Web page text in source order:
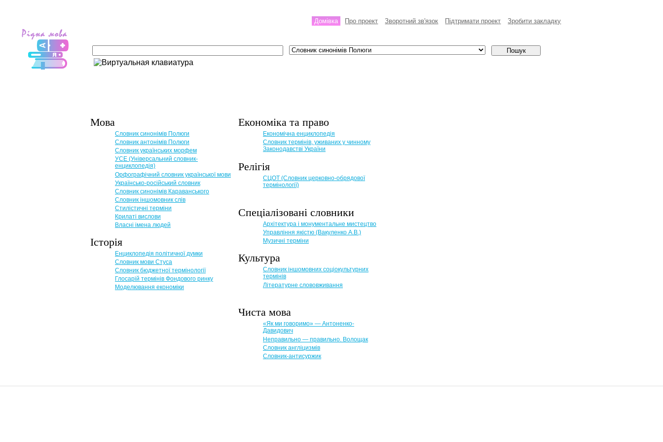
Домівка Про проект Зворотний зв'язок Пiдтримати проект Зробити закладку
Мова
Словник синонімів Полюги
Словник антонімів Полюги
Словник українських морфем
УСЕ (Універсальний словник-
енциклопедія)
Орфографічний словник української мови
Українсько-російський словник
Словник синонімів Караванського
Словник іншомовник слів
Стилістичні терміни
Крилаті вислови
Власні імена людей
Історія
Енциклопедія політичної думки
Словник мови Стуса
Словник бюджетної термінології
Глосарій термінів Фондового ринку
Моделювання економіки
Економіка та право
Eкономічна енциклопедія
Словник термінів, уживаних у чинному
Законодавстві України
Релігія
СЦОТ (Словник церковно-обрядової
термінології)
Спеціалізовані словники
Архітектура і монументальне мистецтво
Управління якістю (Вакуленко А.В.)
Музичні терміни
Культура
Словник іншомовних соціокультурних
термінів
Літературне слововживання
Чиста мова
«Як ми говоримо» — Антоненко-
Давидович
Неправильно — правильно. Волощак
Словник англіцизмів
Словник-антисуржик